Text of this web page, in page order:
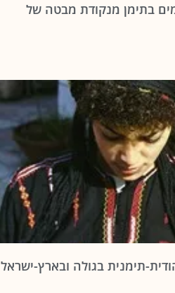
בתימן מנקודת מבטה של
תימנית בגולה ובארץ-ישראל